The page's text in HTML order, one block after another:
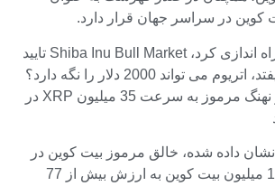
کوین در سراسر جهان قرار دارد.
XRP تله خرس را راه اندازی کرد، Shiba Inu Bull Market تایید
شد. اگر این اتفاق بیفتد، اتریوم می تواند 2000 دلار را نگه دارد؟
بررسی بازار کریپتو نهنگ مرموز به سرعت 35 میلیون XRP در
داده شده، خالق مرموز بیت کوین در
حال حاضر حدود 1.1 میلیون بیت کوین به ارزش بیش از 77